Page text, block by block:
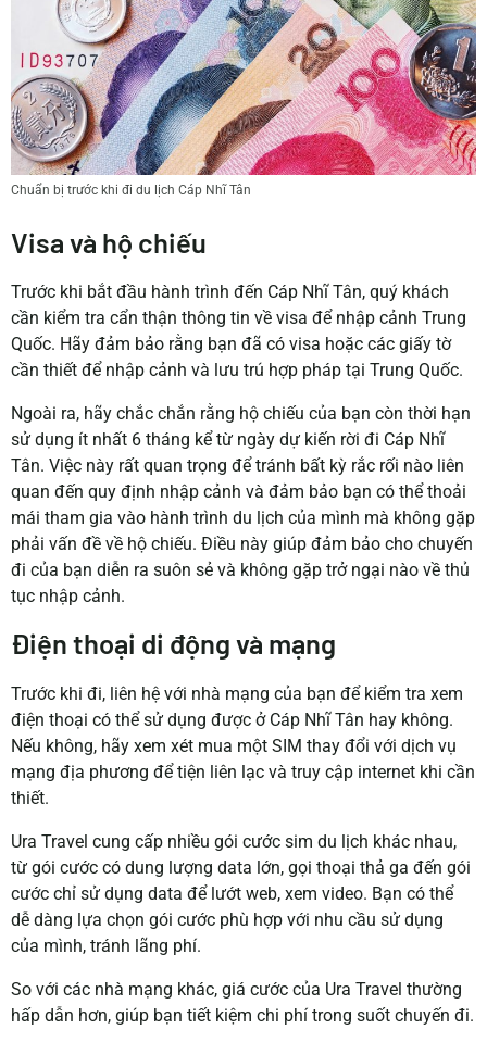
Chuẩn bị trước khi đi du lịch Cáp Nhĩ Tân
Visa và hộ chiếu
Trước khi bắt đầu hành trình đến Cáp Nhĩ Tân, quý khách
cần kiểm tra cẩn thận thông tin về visa để nhập cảnh Trung
Quốc. Hãy đảm bảo rằng bạn đã có visa hoặc các giấy tờ
cần thiết để nhập cảnh và lưu trú hợp pháp tại Trung Quốc.
Ngoài ra, hãy chắc chắn rằng hộ chiếu của bạn còn thời hạn
sử dụng ít nhất 6 tháng kể từ ngày dự kiến rời đi Cáp Nhĩ
Tân. Việc này rất quan trọng để tránh bất kỳ rắc rối nào liên
quan đến quy định nhập cảnh và đảm bảo bạn có thể thoải
mái tham gia vào hành trình du lịch của mình mà không gặp
phải vấn đề về hộ chiếu. Điều này giúp đảm bảo cho chuyến
đi của bạn diễn ra suôn sẻ và không gặp trở ngại nào về thủ
tục nhập cảnh.
Điện thoại di động và mạng
Trước khi đi, liên hệ với nhà mạng của bạn để kiểm tra xem
điện thoại có thể sử dụng được ở Cáp Nhĩ Tân hay không.
Nếu không, hãy xem xét mua một SIM thay đổi với dịch vụ
mạng địa phương để tiện liên lạc và truy cập internet khi cần
thiết.
Ura Travel cung cấp nhiều gói cước sim du lịch khác nhau,
từ gói cước có dung lượng data lớn, gọi thoại thả ga đến gói
cước chỉ sử dụng data để lướt web, xem video. Bạn có thể
dễ dàng lựa chọn gói cước phù hợp với nhu cầu sử dụng
của mình, tránh lãng phí.
So với các nhà mạng khác, giá cước của Ura Travel thường
hấp dẫn hơn, giúp bạn tiết kiệm chi phí trong suốt chuyến đi.